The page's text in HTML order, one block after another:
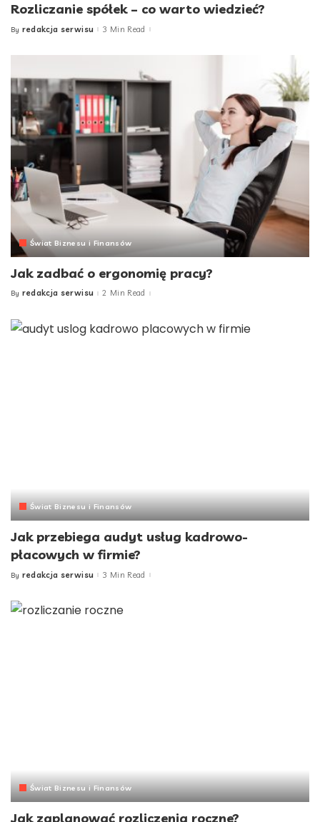
Rozliczanie spółek – co warto wiedzieć?
Posted
By redakcja serwisu 3 Min Read
Świat Biznesu i Finansów
Jak zadbać o ergonomię pracy?
Posted
By redakcja serwisu 2 Min Read
Świat Biznesu i Finansów
Jak przebiega audyt usług kadrowo-
płacowych w firmie?
Posted
By redakcja serwisu 3 Min Read
Świat Biznesu i Finansów
Jak zaplanować rozliczenia roczne?